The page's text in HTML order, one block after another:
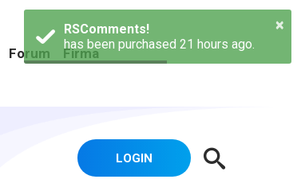
Forum Firma
LOGIN
×
RSComments!
has been purchased 21 hours ago.